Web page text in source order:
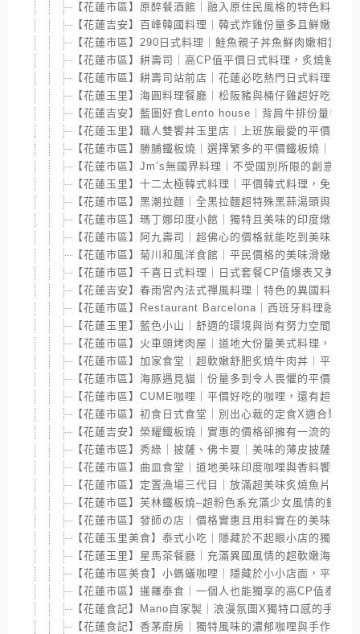
【花蓮市區】原醉餐酒館｜融入原住民風格的特色料理
【花蓮吉安】百峰韓國料理｜韓式炸雞份量多且鮮嫩多
【花蓮市區】290日式料理｜鮭魚親子丼魚鮮肉嫩相當好
【花蓮市區】耕壽司｜高CP值平價日式料理，炙燒鮭魚
【花蓮市區】耕壽司站前店｜花蓮必吃熱門日式料理，
【花蓮玉里】海圓料理餐廳｜松阪豬與桶仔雞超好吃，
【花蓮吉安】藍圖好食Lento house｜背肩牛排份量多又
【花蓮玉里】職人雙饗丼玉里店｜上班族最愛的平價丼
【花蓮市區】勝脯鐵板燒｜選擇繁多的平價鐵板燒｜近東
【花蓮市區】Jm’s無國界料理｜不受國別所限的創意料
【花蓮玉里】十二太極韓式料理｜平價韓式料理，免費暢
【花蓮市區】黑潮拉麵｜全黑拉麵超特殊黑蒜湯頭與美味
【花蓮市區】瑪丁娜印度小館｜獨特且美味的印度燉飯及
【花蓮市區】阿九壽司｜超佛心的價格就能吃到美味又具
【花蓮市區】菊川和風洋食館｜平民價格的美味滑嫩蛋包
【花蓮市區】千喜日式料理｜日式套餐CP值爆表又美味
【花蓮吉安】春雨宮內法式禪風料理｜特色的異國料理
【花蓮市區】Restaurant Barcelona｜西班牙料理融合
【花蓮玉里】藍色小山｜舒適的環境與尚有努力空間的料
【花蓮市區】火車頭烤肉屋｜道地大份量美式料理，軟嫩
【花蓮市區】加家食堂｜超軟嫩舒肥炙燒牛肉丼｜平價丼
【花蓮市區】海豚遇見貓｜份量多到令人畏懼的平價義大
【花蓮市區】CUME咖哩｜平價好吃的咖哩，還有超可愛
【花蓮市區】初食日式食堂｜別出心裁的定食X適合聚餐
【花蓮吉安】榮耀鐵板燒｜實惠的價格卻擁有一流的手藝
【花蓮市區】秀綠｜披薩、佛卡夏｜美味的薄皮披薩，還
【花蓮市區】曲皿食堂｜道地美味印度咖哩與香料饗宴
【花蓮市區】定置漁場三代目｜放滿超美味炙燒魚片的漁
【花蓮市區】芙林鐵板燒–超粉色系充滿少女風情的鐵板燒
【花蓮市區】發師の店｜價格實惠且用料實在的美味握壽
【花蓮玉里美食】泰式小吃｜隱藏於不起眼小店的獨特美
【花蓮玉里】星馬茶餐廳｜充滿異國風情的超軟嫩海南雞
【花蓮市區美食】小螞蟻咖哩｜隱藏於小小店面，平價
【花蓮市區】暹羅泰食｜一個人也能獨享的高CP值泰式
【花蓮食記】Mano自家製｜浪漫氛圍X獨特口感的手工義
【花蓮食記】香茅廚房｜獨特風味的濃郁咖哩與手作泰式